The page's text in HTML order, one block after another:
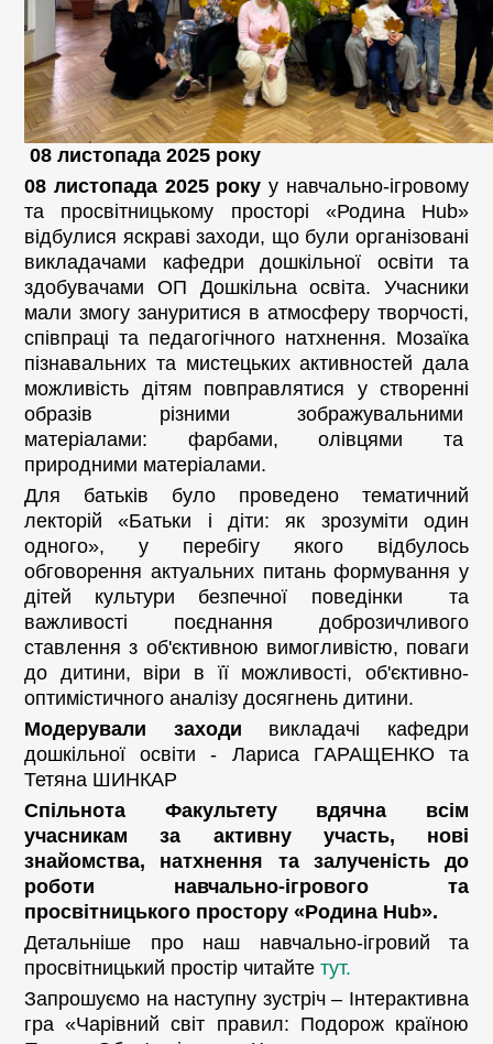
08 листопада 2025 року
08 листопада 2025 року у навчально-ігровому
та просвітницькому просторі «Родина Hub»
відбулися яскраві заходи, що були організовані
викладачами кафедри дошкільної освіти та
здобувачами ОП Дошкільна освіта. Учасники
мали змогу зануритися в атмосферу творчості,
співпраці та педагогічного натхнення. Мозаїка
пізнавальних та мистецьких активностей дала
можливість дітям повправлятися у створенні
образів різними зображувальними
матеріалами: фарбами, олівцями та
природними матеріалами.
Для батьків було проведено тематичний
лекторій «Батьки і діти: як зрозуміти один
одного», у перебігу якого відбулось
обговорення актуальних питань формування у
дітей культури безпечної поведінки та
важливості поєднання доброзичливого
ставлення з об'єктивною вимогливістю, поваги
до дитини, віри в її можливості, об'єктивно-
оптимістичного аналізу досягнень дитини.
Модерували заходи викладачі кафедри
дошкільної освіти - Лариса ГАРАЩЕНКО та
Тетяна ШИНКАР
Спільнота Факультету вдячна всім
учасникам за активну участь, нові
знайомства, натхнення та залученість до
роботи навчально-ігрового та
просвітницького простору «Родина Hub».
Детальніше про наш навчально-ігровий та
просвітницький простір читайте тут.
Запрошуємо на наступну зустріч – Інтерактивна
гра «Чарівний світ правил: Подорож країною